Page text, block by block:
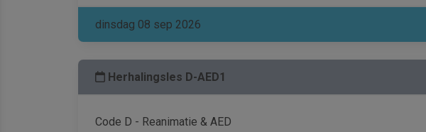
dinsdag 08 sep 2026
Herhalingsles D-AED1
Code D - Reanimatie & AED